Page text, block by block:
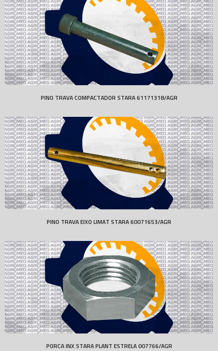
PINO TRAVA COMPACTADOR STARA 61171318/AGR
PINO TRAVA EIXO LIMAT STARA 60071653/AGR
PORCA INX STARA PLANT ESTRELA 007766/AGR